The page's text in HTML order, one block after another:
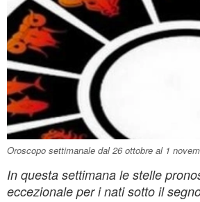
Oroscopo settimanale dal 26 ottobre al 1
In questa settimana le stelle
eccezionale per i nati sotto il